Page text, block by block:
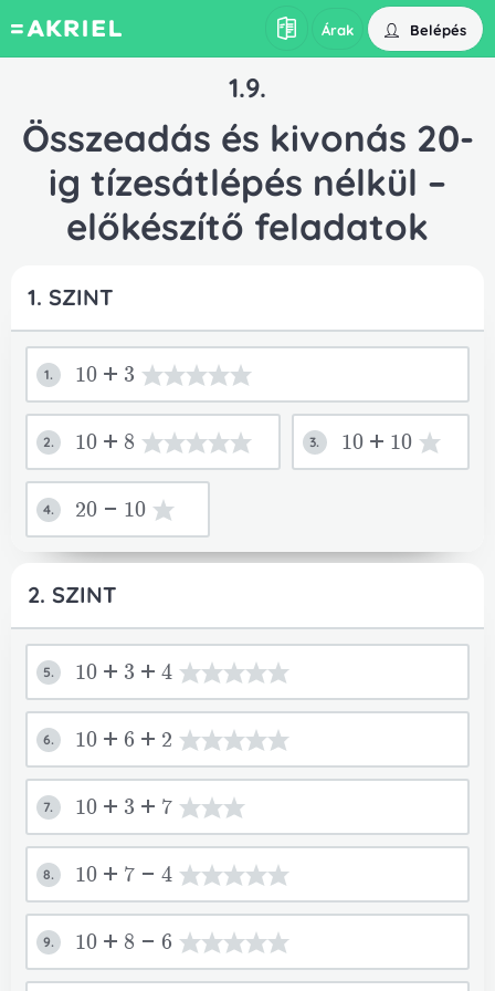
Árak Belépés
1.9.
Összeadás és kivonás 20-
ig tízesátlépés nélkül –
előkészítő feladatok
1. SZINT
1. 10+3
2. 10+8 3. 10+10
4. 20-10
2. SZINT
5. 10+3+4
6. 10+6+2
7. 10+3+7
8. 10+7-4
9. 10+8-6